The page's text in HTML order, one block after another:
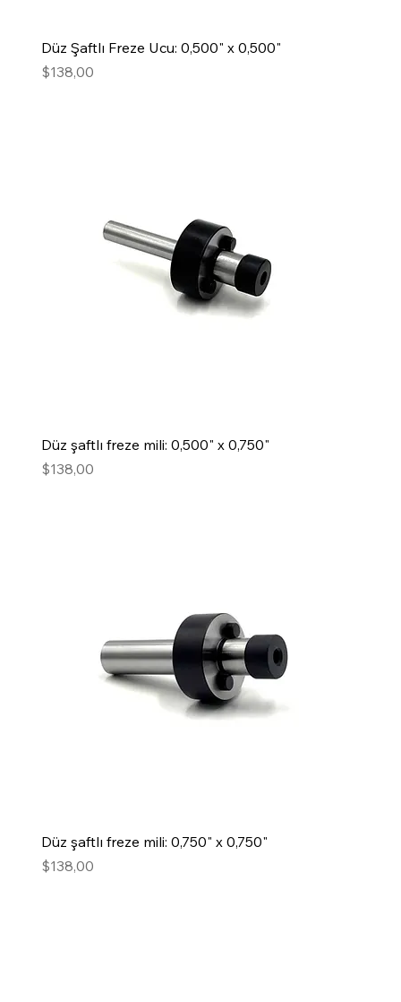
Düz Şaftlı Freze Ucu: 0,500" x 0,500"
Fiyat
$138,00
Düz şaftlı freze mili: 0,500" x 0,750"
Fiyat
$138,00
Düz şaftlı freze mili: 0,750" x 0,750"
Fiyat
$138,00